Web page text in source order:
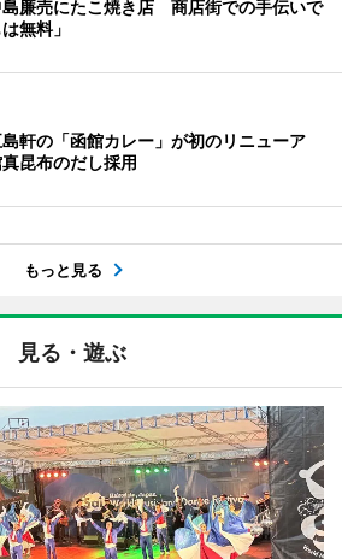
廉売にたこ焼き店 商店街での手伝いで
無料」
軒の「函館カレー」が初のリニューア
昆布のだし採用
もっと見る
見る・遊ぶ